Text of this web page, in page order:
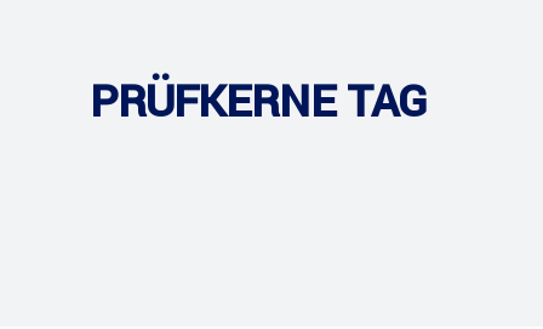
PRÜFKERNE TAG